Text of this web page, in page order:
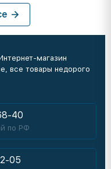
магазин
все товары недорого
40
по РФ
05